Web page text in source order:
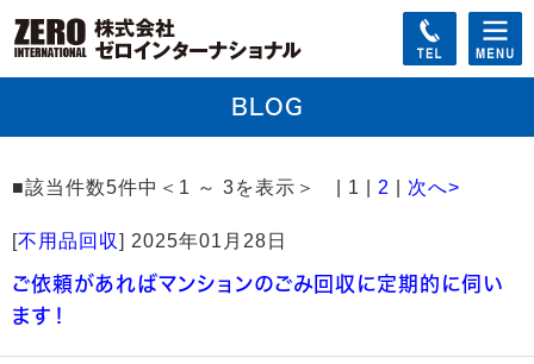
BLOG
■該当件数5件中＜1 ～ 3を表示＞ | 1 | 2 次へ>
[不用品回収] 2025年01月28日
ご依頼があればマンションのごみ回収に定期的に伺い
ます！